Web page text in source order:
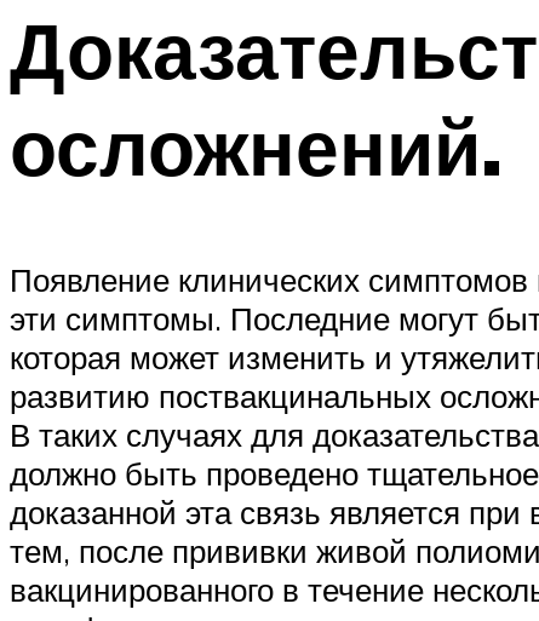
осложнений.
Появление клинических
эти симптомы. Последние могут
которая может изменить и
развитию поствакцинальных
В таких случаях для
должно быть проведено
доказанной эта связь является
тем, после прививки живой
вакцинированного в течение